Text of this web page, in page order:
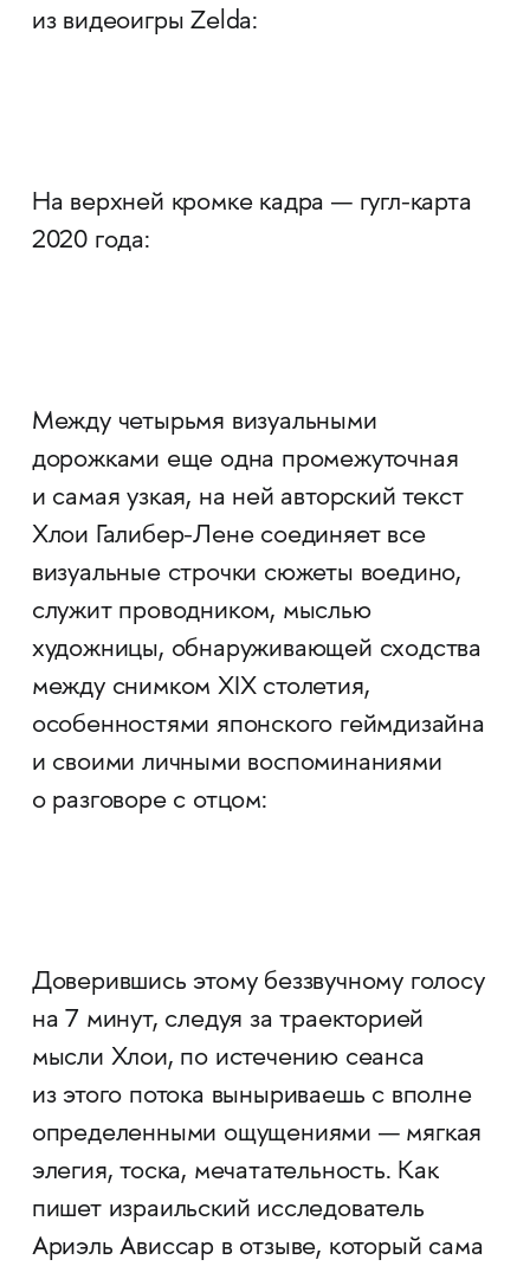
из видеоигры Zelda:
На верхней кромке кадра — гугл-карта
2020 года:
Между четырьмя визуальными
дорожками еще одна промежуточная
и самая узкая, на ней авторский текст
Хлои Галибер-Лене соединяет все
визуальные строчки сюжеты воедино,
служит проводником, мыслью
художницы, обнаруживающей сходства
между снимком XIX столетия,
особенностями японского геймдизайна
и своими личными воспоминаниями
о разговоре с отцом:
Доверившись этому беззвучному голосу
на 7 минут, следуя за траекторией
мысли Хлои, по истечению сеанса
из этого потока выныриваешь с вполне
определенными ощущениями — мягкая
элегия, тоска, мечатательность. Как
пишет израильский исследователь
Ариэль Ависсар в отзыве, который сама